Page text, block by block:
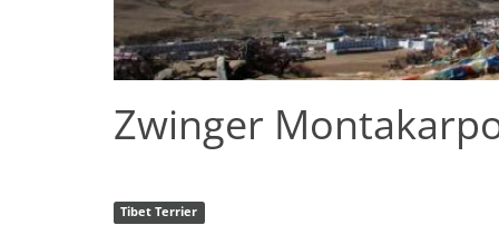
Zwinger
Tibet Terrier